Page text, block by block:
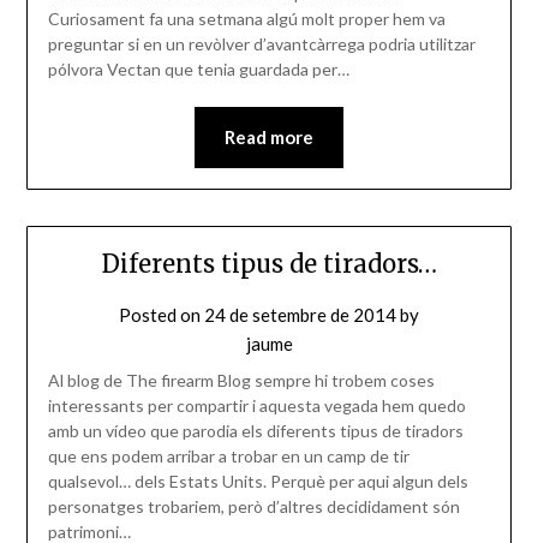
Curiosament fa una setmana algú molt proper hem va
preguntar si en un revòlver d’avantcàrrega podria utilitzar
pólvora Vectan que tenia guardada per…
Read more
Diferents tipus de tiradors…
Posted on 24 de setembre de 2014by
jaume
Al blog de The firearm Blog sempre hi trobem coses
interessants per compartir i aquesta vegada hem quedo
amb un vídeo que parodia els diferents tipus de tiradors
que ens podem arribar a trobar en un camp de tir
qualsevol… dels Estats Units. Perquè per aqui algun dels
personatges trobariem, però d’altres decididament són
patrimoni…